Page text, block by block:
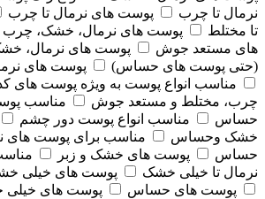
نرمال تا چرب
پوست های نرمال تا چرب
تا مختلط
پوست های نرمال، خشک، چرب
های مستعد جوش
پوست های نرمال،
(حتی پوست های حساس)
پوست های
مناسب انواع پوست به ویژه پوست های
چرب، مختلط و مستعد جوش
مناسب
حساس
مناسب انواع پوست دور چشم
خشک وحساس
مناسب برای پوست های
حساس
پوست های خشک و زبر
نرمال تا خیلی خشک
پوست های خیلی
پوست های حساس
پوست های